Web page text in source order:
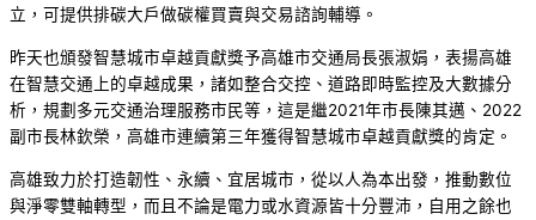
立，可提供排碳大戶做碳權買賣與交易諮詢輔導。
昨天也頒發智慧城市卓越貢獻獎予高雄市交通局長張淑娟，表揚高雄
在智慧交通上的卓越成果，諸如整合交控、道路即時監控及大數據分
析，規劃多元交通治理服務市民等，這是繼2021年市長陳其邁、2022
副市長林欽榮，高雄市連續第三年獲得智慧城市卓越貢獻獎的肯定。
高雄致力於打造韌性、永續、宜居城市，從以人為本出發，推動數位
與淨零雙軸轉型，而且不論是電力或水資源皆十分豐沛，自用之餘也